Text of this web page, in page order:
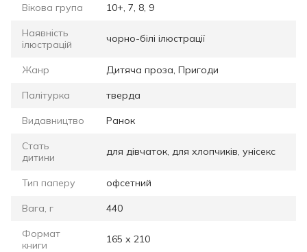
Вікова група 10+, 7, 8, 9
Наявність
ілюстрацій
чорно-білі ілюстрації
Жанр Дитяча проза, Пригоди
Палітурка тверда
Видавництво Ранок
Стать
дитини
для дівчаток, для хлопчиків, унісекс
Тип паперу офсетний
Вага, г 440
Формат
книги
165 х 210